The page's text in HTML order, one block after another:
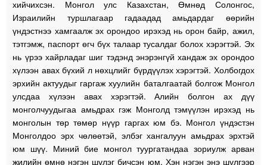
хийчихсэн. Монгол улс Казахстан, Өмнөд Солонгос,
Израилийн туршлагаар гадаадад амьдардаг өөрийн
үндэстнээ хамгаалж эх орондоо ирэхэд нь орон байр, ажил,
тэтгэмж, паспорт өгч бүх талаар тусалдаг болох хэрэгтэй. Эх
нь үрээ хайрладаг шиг тэдэнд энэрэнгүй хандаж эх орондоо
хүлээн авах бүхий л нөхцлийг бүрдүүлэх хэрэгтэй. Холбогдох
эрхийн актуудыг гаргаж хуулийн баталгаатай болгож Монгол
улсдаа хүлээн авах хэрэгтэй. Алийн болгон ах дүү
монголчуудыгаа амьдрах гэж Монголд тэмүүлэн ирэхэд нь
монголын төр төмөр нүүр гаргах юм бэ. Монгол үндэстэн
Монголдоо эрх чөлөөтэй, элбэг хангалуун амьдрах эрхтэй
юм шүү. Миний бие монгол туургатандаа зориулж арван
жилийн өмнө нэгэн шүлэг бичсэн юм. Хэн нэгэн энэ шүлгээр